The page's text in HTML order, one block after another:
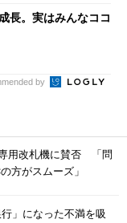
長。実はみんなココ
by
用改札機に賛否 「問
方がスムーズ」
」になった不満を吸